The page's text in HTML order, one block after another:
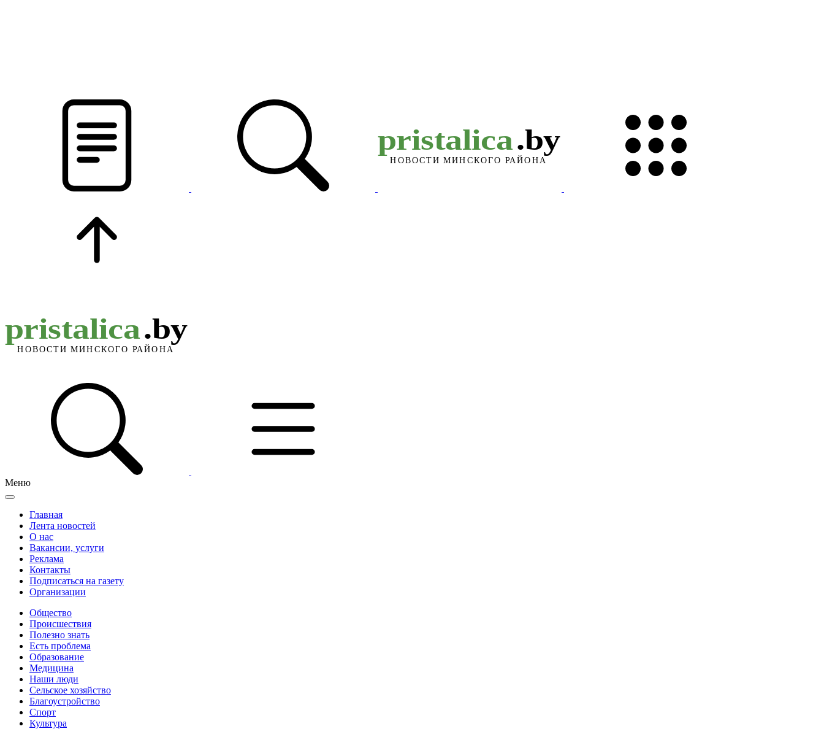
Меню
Главная
Лента новостей
О нас
Вакансии, услуги
Реклама
Контакты
Подписаться на газету
Организации
Общество
Происшествия
Полезно знать
Есть проблема
Образование
Медицина
Наши люди
Сельское хозяйство
Благоустройство
Спорт
Культура